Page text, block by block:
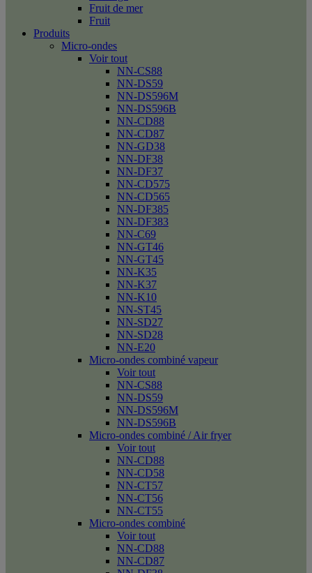
Fruit de mer
Fruit
Produits
Micro-ondes
Voir tout
NN-CS88
NN-DS59
NN-DS596M
NN-DS596B
NN-CD88
NN-CD87
NN-GD38
NN-DF38
NN-DF37
NN-CD575
NN-CD565
NN-DF385
NN-DF383
NN-C69
NN-GT46
NN-GT45
NN-K35
NN-K37
NN-K10
NN-ST45
NN-SD27
NN-SD28
NN-E20
Micro-ondes combiné vapeur
Voir tout
NN-CS88
NN-DS59
NN-DS596M
NN-DS596B
Micro-ondes combiné / Air fryer
Voir tout
NN-CD88
NN-CD58
NN-CT57
NN-CT56
NN-CT55
Micro-ondes combiné
Voir tout
NN-CD88
NN-CD87